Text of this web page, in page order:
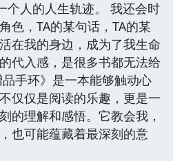
个人的人生轨迹。 我还会时
色，TA的某句话，TA的某
在我的身边，成为了我生命
代入感，是很多书都无法给
手环》是一本能够触动心
仅仅是阅读的乐趣，更是一
的理解和感悟。它教会我，
也可能蕴藏着最深刻的意